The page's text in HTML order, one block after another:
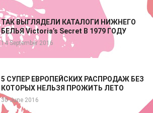
ТАК ВЫГЛЯДЕЛИ КАТАЛОГИ НИЖНЕГО
БЕЛЬЯ Victoria’s Secret В 1979 ГОДУ
14 September 2016
5 СУПЕР ЕВРОПЕЙСКИХ РАСПРОДАЖ БЕЗ
КОТОРЫХ НЕЛЬЗЯ ПРОЖИТЬ ЛЕТО
30 June 2016